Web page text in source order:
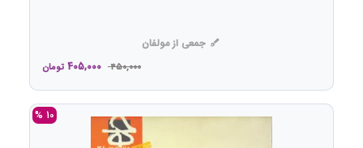
جمعی از مولفان
450,000
405,000 تومان
10 %